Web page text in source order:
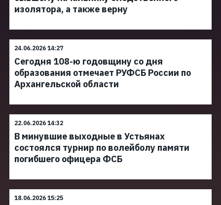
изолятора, а также верну
24.06.2026 14:27
Сегодня 108-ю годовщину со дня
образования отмечает РУФСБ России по
Архангельской области
22.06.2026 14:32
В минувшие выходные в Устьянах
состоялся турнир по волейболу памяти
погибшего офицера ФСБ
18.06.2026 15:25